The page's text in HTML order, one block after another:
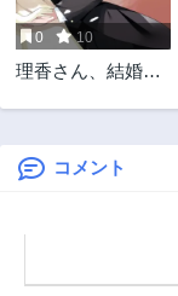
6ヶ月前
第87話
7ヶ月前
第85話
第83話
0 10
理香さん、結婚し
コメント